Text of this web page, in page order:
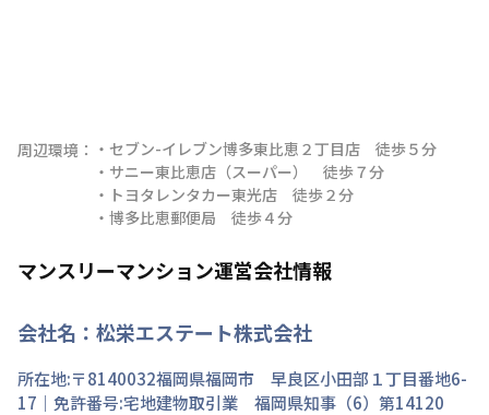
周辺環境： ・セブン-イレブン博多東比恵２丁目店　徒歩５分
・サニー東比恵店（スーパー）　徒歩７分
・トヨタレンタカー東光店　徒歩２分
・博多比恵郵便局　徒歩４分
マンスリーマンション運営会社情報
会社名： 松栄エステート株式会社
所在地:〒8140032福岡県福岡市 早良区小田部 １丁目番地6-
17 ｜免許番号:宅地建物取引業 福岡県知事（6）第14120